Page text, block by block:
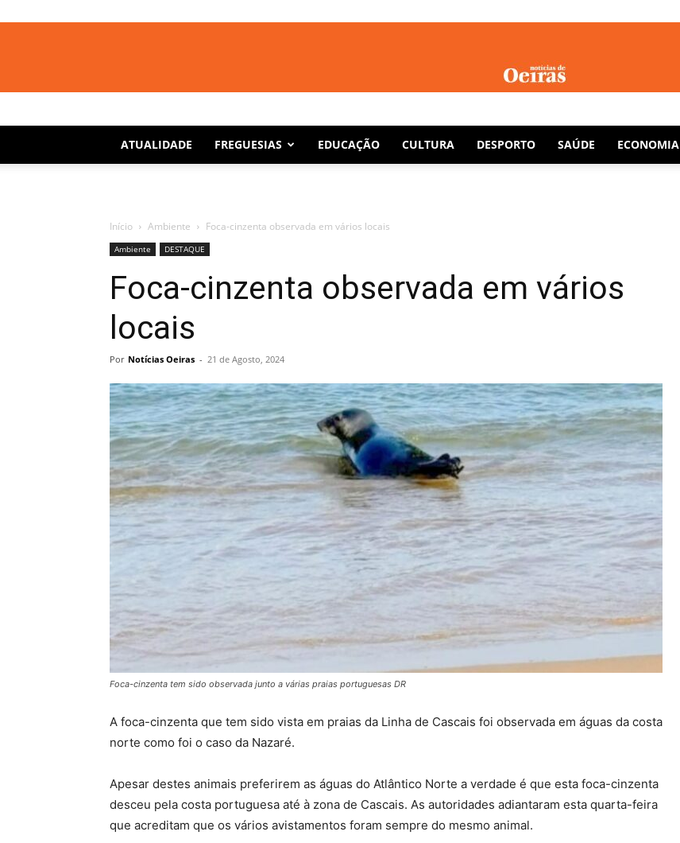
Notícias
ATUALIDADE FREGUESIAS EDUCAÇÃO CULTURA DESPORTO SAÚDE ECONOMIA
Início Ambiente Foca-cinzenta observada em vários locais
Ambiente DESTAQUE
Foca-cinzenta observada em vários
locais
Por Notícias Oeiras - 21 de Agosto, 2024
Foca-cinzenta tem sido observada junto a várias praias portuguesas DR
A foca-cinzenta que tem sido vista em praias da Linha de Cascais foi observada em águas da costa
norte como foi o caso da Nazaré.
Apesar destes animais preferirem as águas do Atlântico Norte a verdade é que esta foca-cinzenta
desceu pela costa portuguesa até à zona de Cascais. As autoridades adiantaram esta quarta-feira
que acreditam que os vários avistamentos foram sempre do mesmo animal.